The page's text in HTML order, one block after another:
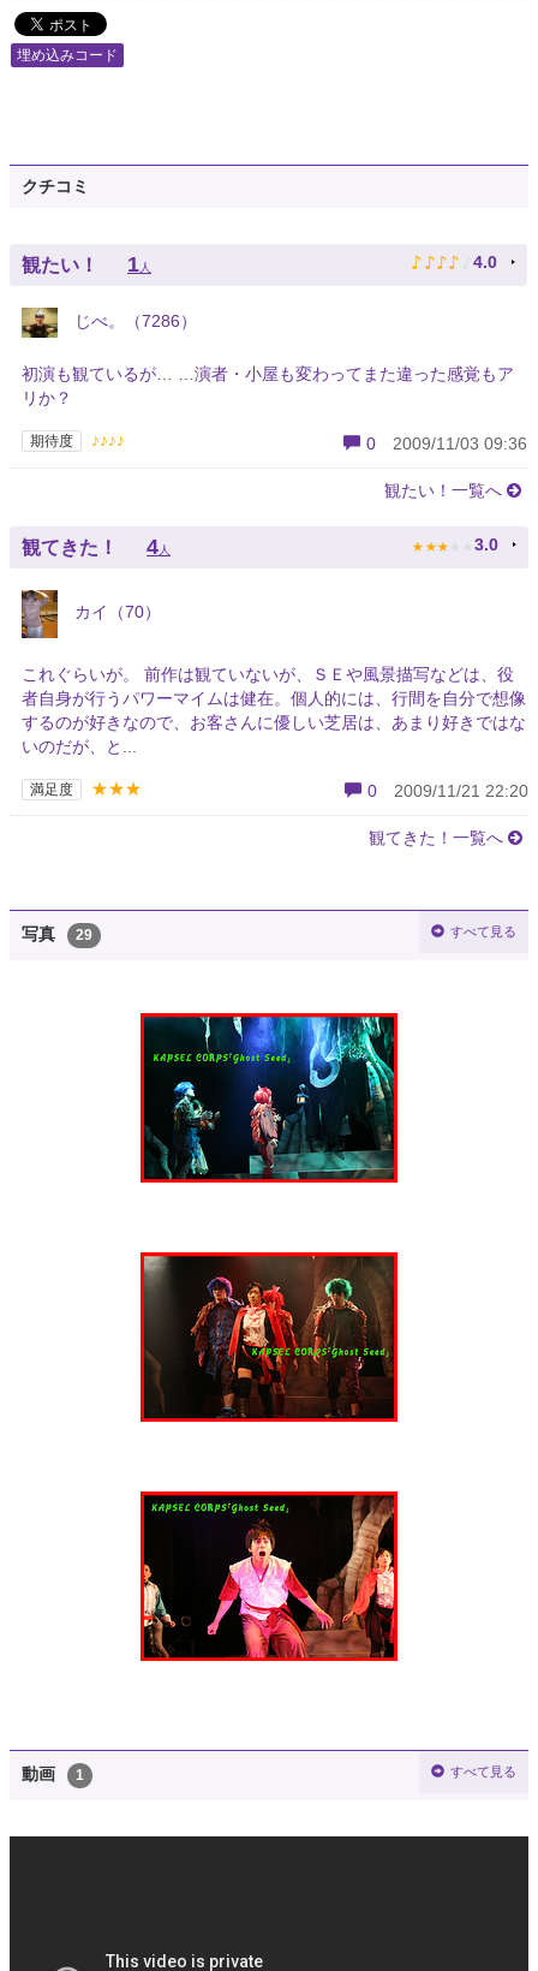
埋め込みコード
クチコミ
観たい！ 1人 ♪ ♪ ♪ ♪ ♪ 4.0
じべ。（7286）
初演も観ているが… …演者・小屋も変わってまた違った感覚もア
リか？
期待度 ♪♪♪♪ 0 2009/11/03 09:36
観たい！一覧へ
観てきた！ 4 人 ★ ★ ★ ★ ★ 3.0
カイ（70）
これぐらいが。 前作は観ていないが、ＳＥや風景描写などは、役
者自身が行うパワーマイムは健在。個人的には、行間を自分で想像
するのが好きなので、お客さんに優しい芝居は、あまり好きではな
いのだが、と...
満足度 ★★★ 0 2009/11/21 22:20
観てきた！一覧へ
写真 29 すべて見る
動画 1 すべて見る